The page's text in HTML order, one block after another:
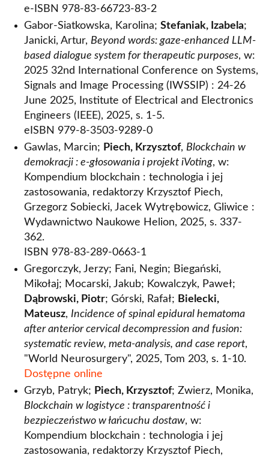
e-ISBN 978-83-66723-83-2
Gabor-Siatkowska, Karolina; Stefaniak, Izabela;
Janicki, Artur, Beyond words: gaze-enhanced LLM-
based dialogue system for therapeutic purposes, w:
2025 32nd International Conference on Systems,
Signals and Image Processing (IWSSIP) : 24-26
June 2025, Institute of Electrical and Electronics
Engineers (IEEE), 2025, s. 1-5.
eISBN 979-8-3503-9289-0
Gawlas, Marcin; Piech, Krzysztof, Blockchain w
demokracji : e-głosowania i projekt iVoting, w:
Kompendium blockchain : technologia i jej
zastosowania, redaktorzy Krzysztof Piech,
Grzegorz Sobiecki, Jacek Wytrębowicz, Gliwice :
Wydawnictwo Naukowe Helion, 2025, s. 337-
362.
ISBN 978-83-289-0663-1
Gregorczyk, Jerzy; Fani, Negin; Biegański,
Mikołaj; Mocarski, Jakub; Kowalczyk, Paweł;
Dąbrowski, Piotr; Górski, Rafał; Bielecki,
Mateusz, Incidence of spinal epidural hematoma
after anterior cervical decompression and fusion:
systematic review, meta-analysis, and case report,
"World Neurosurgery", 2025, Tom 203, s. 1-10.
Dostępne online
Grzyb, Patryk; Piech, Krzysztof; Zwierz, Monika,
Blockchain w logistyce : transparentność i
bezpieczeństwo w łańcuchu dostaw, w:
Kompendium blockchain : technologia i jej
zastosowania, redaktorzy Krzysztof Piech,